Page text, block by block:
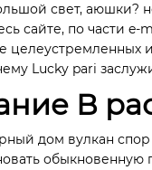
свет, аюшки?
сайте, по части
Lucky pari
В
дом вулкан